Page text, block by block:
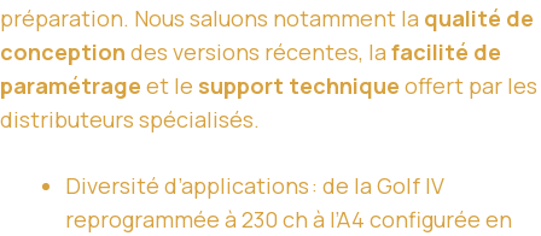
préparation. Nous saluons notamment la qualité de
conception des versions récentes, la facilité de
paramétrage et le support technique offert par les
distributeurs spécialisés.
Diversité d’applications : de la Golf IV
reprogrammée à 230 ch à l’A4 configurée en